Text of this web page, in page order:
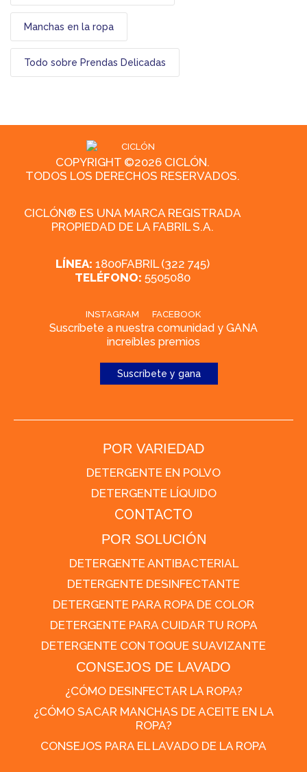
Manchas en la ropa
Todo sobre Prendas Delicadas
COPYRIGHT ©2026 CICLÓN.
TODOS LOS DERECHOS RESERVADOS.
CICLÓN® ES UNA MARCA REGISTRADA
PROPIEDAD DE LA FABRIL S.A.
LÍNEA: 1800FABRIL (322 745)
TELÉFONO: 5505080
INSTAGRAM FACEBOOK
Suscríbete a nuestra comunidad y GANA
increíbles premios
Suscríbete y gana
POR VARIEDAD
DETERGENTE EN POLVO
DETERGENTE LÍQUIDO
CONTACTO
POR SOLUCIÓN
DETERGENTE ANTIBACTERIAL
DETERGENTE DESINFECTANTE
DETERGENTE PARA ROPA DE COLOR
DETERGENTE PARA CUIDAR TU ROPA
DETERGENTE CON TOQUE SUAVIZANTE
CONSEJOS DE LAVADO
¿CÓMO DESINFECTAR LA ROPA?
¿CÓMO SACAR MANCHAS DE ACEITE EN LA
ROPA?
CONSEJOS PARA EL LAVADO DE LA ROPA